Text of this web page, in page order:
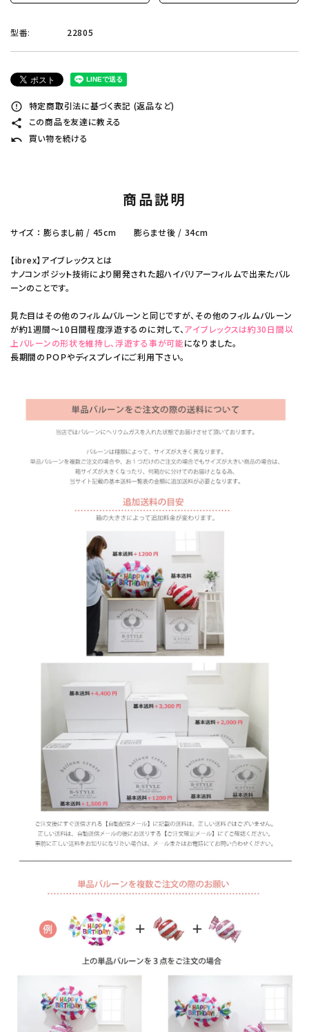
型番: 22805
error_outline 特定商取引法に基づく表記 (返品など)
share この商品を友達に教える
undo 買い物を続ける
商品説明
サイズ ： 膨らまし前 / 45cm 膨らませ後 / 34cm
【ibrex】アイブレックスとは
ナノコンポジット技術により開発された超ハイバリアーフィルムで出来たバル
ーンのことです。
見た目はその他のフィルムバルーンと同じですが、その他のフィルムバルーン
が約1週間～10日間程度浮遊するのに対して、 アイブレックスは約30日間以
上バルーンの形状を維持し、浮遊する事が可能になりました。
長期間のＰＯＰやディスプレイにご利用下さい。